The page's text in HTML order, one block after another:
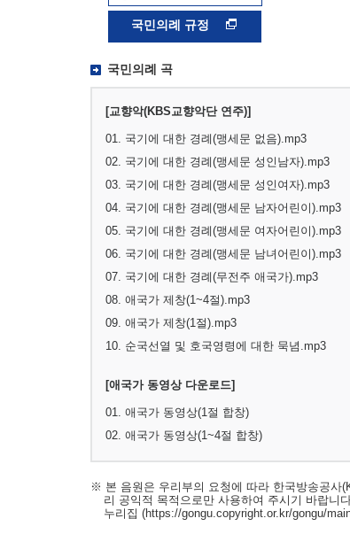
국민의례 규정
국민의례 곡
[교향악(KBS교향악단 연주)]
01. 국기에 대한 경례(맹세문 없음).mp3
02. 국기에 대한 경례(맹세문 성인남자).mp3
03. 국기에 대한 경례(맹세문 성인여자).mp3
04. 국기에 대한 경례(맹세문 남자어린이).mp3
05. 국기에 대한 경례(맹세문 여자어린이).mp3
06. 국기에 대한 경례(맹세문 남녀어린이).mp3
07. 국기에 대한 경례(무전주 애국가).mp3
08. 애국가 제창(1~4절).mp3
09. 애국가 제창(1절).mp3
10. 순국선열 및 호국영령에 대한 묵념.mp3
[애국가 동영상 다운로드]
01. 애국가 동영상(1절 합창)
02. 애국가 동영상(1~4절 합창)
※ 본 음원은 우리부의 요청에 따라 한국방송공사
리 공익적 목적으로만 사용하여 주시기 바랍니
누리집 (https://gongu.copyright.or.kr/gongu/